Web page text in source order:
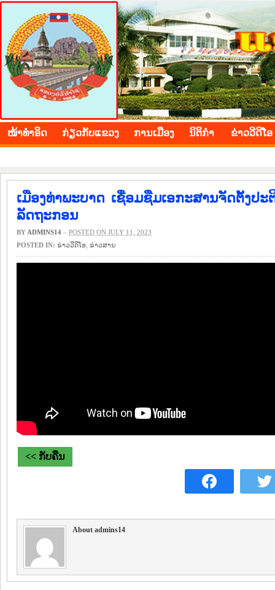
BOLIKHAMXAY PROVINCE
ໜ້າ​ທຳ​ອິດ ​ກ່ຽວ​ກັບ​ແຂວງ ​ການ​ເມືອງ ນິ​ຕິ​ກຳ ຂ່າວ​ວີ​ດີ​ໂອ
ເມືອງທ່າພະບາດ ເຊື່ອມຊືມເອກະສານຈັດຕັ້ງປ
ລັດຖະກອນ
BY ADMINS14 – POSTED ON JULY 11, 2023
POSTED IN: ຂ່າວ​ວີ​ດີ​ໂອ ​ຂ່າວ​ສານ
<< ກັບຄືນ
About admins14